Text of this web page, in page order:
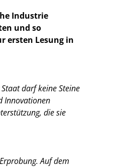
Industrie
und so
ersten Lesung in
darf keine Steine
Innovationen
die sie
Auf dem